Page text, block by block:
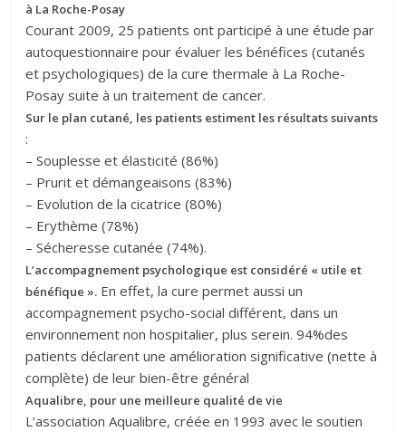
à La Roche-Posay
Courant 2009, 25 patients ont participé à une étude par
autoquestionnaire pour évaluer les bénéfices (cutanés
et psychologiques) de la cure thermale à La Roche-
Posay suite à un traitement de cancer.
Sur le plan cutané, les patients estiment les résultats suivants
:
– Souplesse et élasticité (86%)
– Prurit et démangeaisons (83%)
– Evolution de la cicatrice (80%)
– Erythème (78%)
– Sécheresse cutanée (74%).
L’accompagnement psychologique est considéré « utile et
bénéfique ». En effet, la cure permet aussi un
accompagnement psycho-social différent, dans un
environnement non hospitalier, plus serein. 94%des
patients déclarent une amélioration significative (nette à
complète) de leur bien-être général
Aqualibre, pour une meilleure qualité de vie
L’association Aqualibre, créée en 1993 avec le soutien